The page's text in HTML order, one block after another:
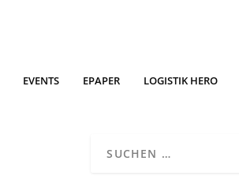
EVENTS EPAPER LOGISTIK HERO